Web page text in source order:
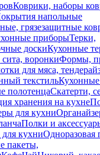
Коврики, наборы
напольные
грязезащитные
приборыТерки,
доскиКухонные
воронкиФормы,
для мяса,
текстиль
полотенцаСкатерти,
хранения на кухне
для кухни
Полки и
кухниОдноразовая
пакеты,